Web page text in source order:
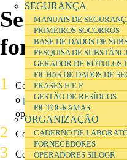
SEGURANÇA
MANUAIS DE
PRIMEIROS SOCORROS
BASE DE DADOS DE
PESQUISA DE
GERADOR DE RÓTULOS
FICHAS DE DADOS DE
FRASES H E P
GESTÃO DE RESÍDUOS
PICTOGRAMAS
ORGANIZAÇÃO
CADERNO DE
FORNECEDORES
OPERADORES SILOGR
Se é
formador
Conheça em maior detalhe o
o programa da Parque
opções tomadas.
Consulte fotos de
Consulte ocurso sobre